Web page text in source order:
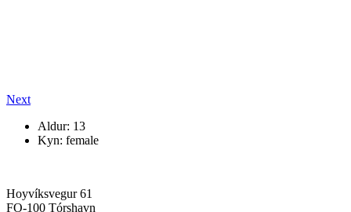
Next
Aldur: 13
Kyn: female
Hoyvíksvegur 61
FO-100 Tórshavn